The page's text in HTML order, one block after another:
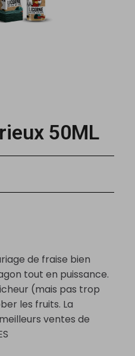
50ML
de fraise bien
tout en puissance.
(mais pas trop
les fruits. La
ventes de